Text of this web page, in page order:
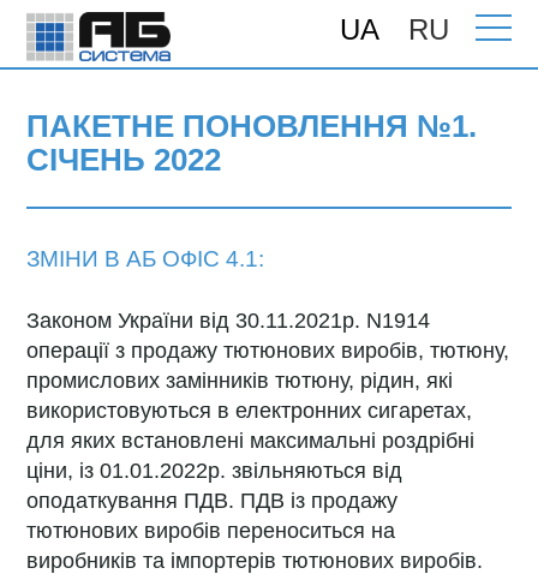
UA RU
Головна>Підтримка>Поновлення>
ПАКЕТНЕ ПОНОВЛЕННЯ №1.
СІЧЕНЬ 2022
ЗМІНИ В АБ ОФІС 4.1:
Законом України від 30.11.2021р. N1914
операції з продажу тютюнових виробів, тютюну,
промислових замінників тютюну, рідин, які
використовуються в електронних сигаретах,
для яких встановлені максимальні роздрібні
ціни, із 01.01.2022р. звільняються від
оподаткування ПДВ. ПДВ із продажу
тютюнових виробів переноситься на
виробників та імпортерів тютюнових виробів.